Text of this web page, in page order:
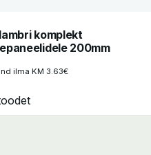
komplekt
200mm
ilma KM3.63€